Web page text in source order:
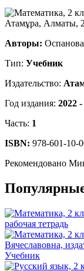
Авторы:
Тип: Учебник
Издательство:
Год издания: 2022
Часть: 1
ISBN: 978-601-10-
Рекомендовано
рабочая тетрадь
Учебник